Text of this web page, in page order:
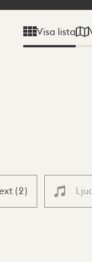
Visa lista
(2)